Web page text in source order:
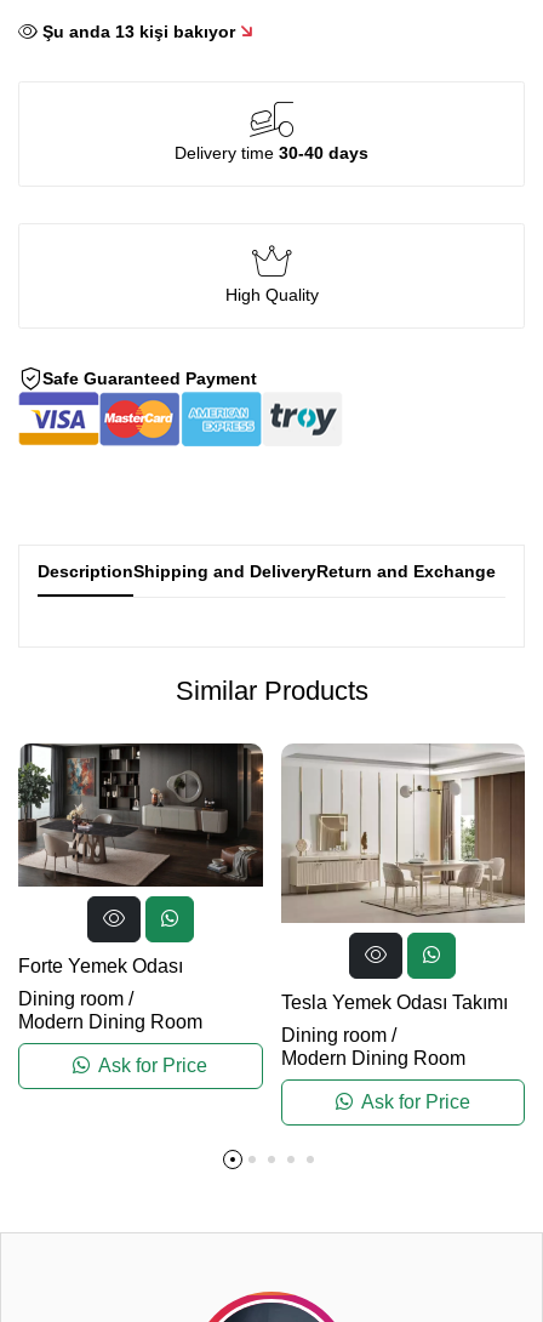
Şu anda 13 kişi bakıyor
Delivery time 30-40 days
High Quality
Safe Guaranteed Payment
DescriptionShipping and DeliveryReturn and Exchange
Similar Products
Forte Yemek Odası
Dining room /
Modern Dining Room
Ask for Price
Tesla Yemek Odası Takımı
Dining room/
Modern Dining Room
Ask for Price